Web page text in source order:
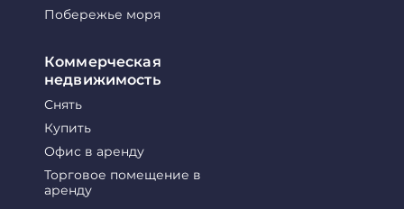
Побережье моря
Коммерческая
недвижимость
Снять
Купить
Офис в аренду
Торговое помещение в
аренду